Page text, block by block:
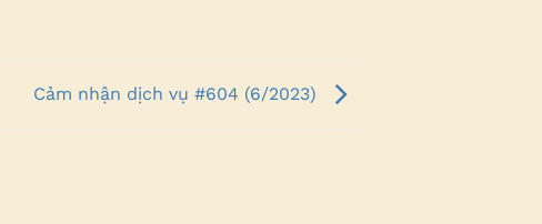
Cảm nhận dịch vụ #604 (6/2023)